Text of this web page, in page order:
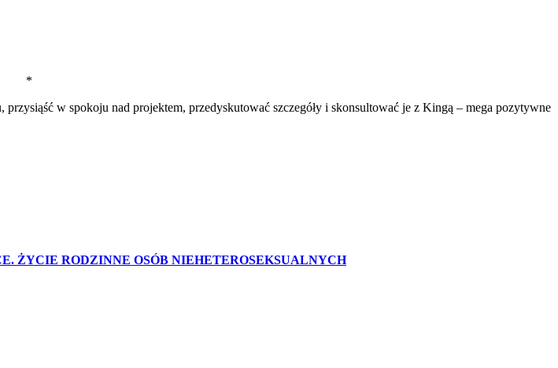
*
w spokoju nad projektem, przedyskutować szczegóły i skonsultować je z Kingą – mega pozytywne
ŻYCIE RODZINNE OSÓB NIEHETEROSEKSUALNYCH